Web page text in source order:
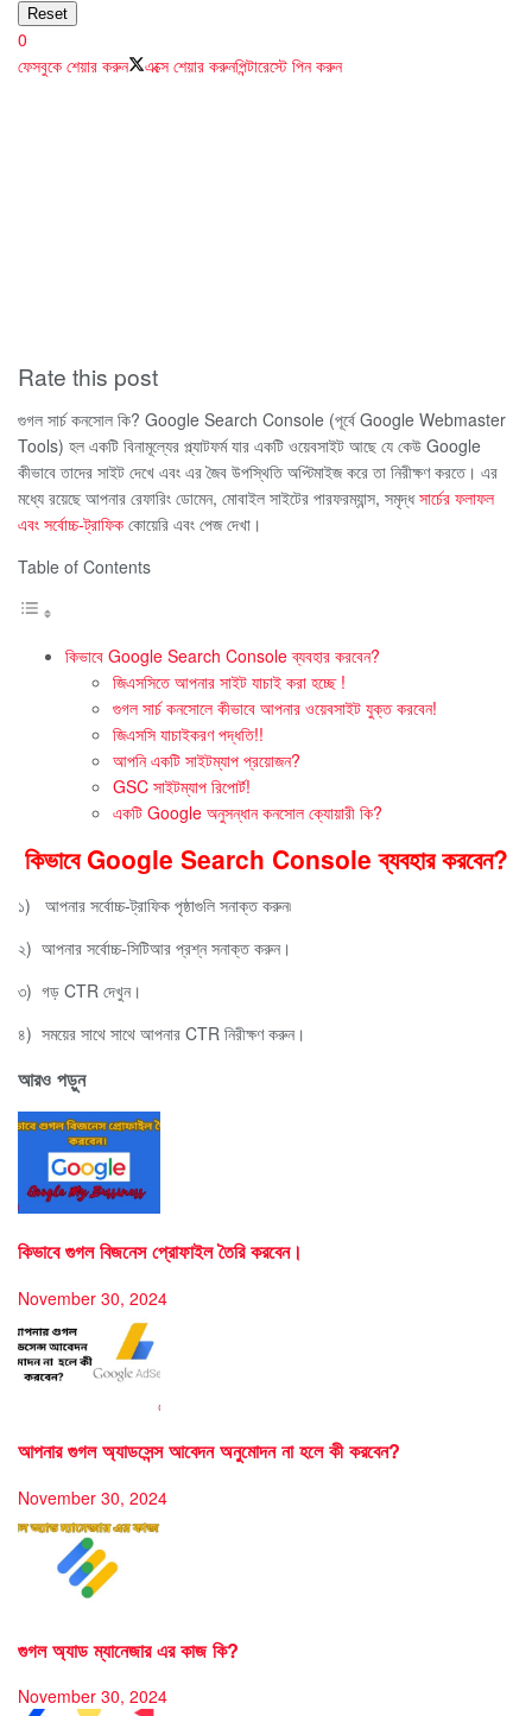
Reset
0
ফেসবুকে শেয়ার করুন
এক্সে শেয়ার করুনপিন্টারেস্টে পিন করুন
Rate this post
গুগল সার্চ কনসোল কি? Google Search Console (পূর্বে Google Webmaster
Tools) হল একটি বিনামূল্যের প্ল্যাটফর্ম যার একটি ওয়েবসাইট আছে যে কেউ Google
কীভাবে তাদের সাইট দেখে এবং এর জৈব উপস্থিতি অপ্টিমাইজ করে তা নিরীক্ষণ করতে। এর
মধ্যে রয়েছে আপনার রেফারিং ডোমেন, মোবাইল সাইটের পারফরম্যান্স, সমৃদ্ধসার্চের ফলাফল
এবং সর্বোচ্চ-ট্রাফিক কোয়েরি এবং পেজ দেখা।
Table of Contents
কিভাবে Google Search Console ব্যবহার করবেন?
জিএসসিতে আপনার সাইট যাচাই করা হচ্ছে !
গুগল সার্চ কনসোলে কীভাবে আপনার ওয়েবসাইট যুক্ত করবেন!
জিএসসি যাচাইকরণ পদ্ধতি!!
আপনি একটি সাইটম্যাপ প্রয়োজন?
GSC সাইটম্যাপ রিপোর্ট!
একটি Google অনুসন্ধান কনসোল ক্যোয়ারী কি?
কিভাবে Google Search Console ব্যবহার করবেন?
১) আপনার সর্বোচ্চ-ট্রাফিক পৃষ্ঠাগুলি সনাক্ত করুন৷
২) আপনার সর্বোচ্চ-সিটিআর প্রশ্ন সনাক্ত করুন।
৩) গড় CTR দেখুন।
৪) সময়ের সাথে সাথে আপনার CTR নিরীক্ষণ করুন।
আরও পড়ুন
কিভাবে গুগল বিজনেস প্রোফাইল তৈরি করবেন।
November 30, 2024
আপনার গুগল অ্যাডসেন্স আবেদন অনুমোদন না হলে কী করবেন?
November 30, 2024
গুগল অ্যাড ম্যানেজার এর কাজ কি?
November 30, 2024